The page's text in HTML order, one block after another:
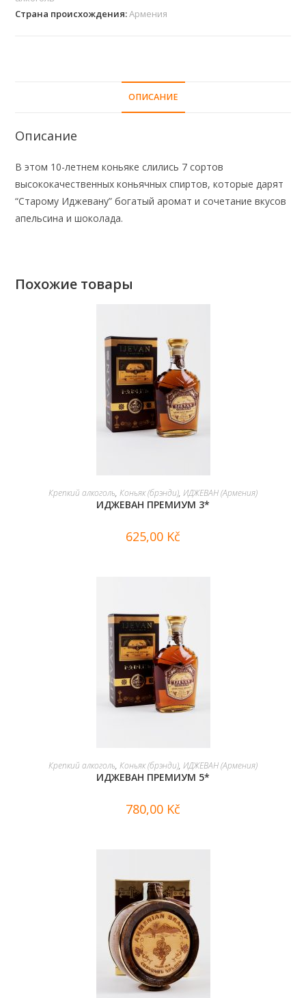
Страна происхождения:Армения
ОПИСАНИЕ
Описание
В этом 10-летнем коньяке слились 7 сортов
высококачественных коньячных спиртов, которые дарят
“Старому Иджевану” богатый аромат и сочетание вкусов
апельсина и шоколада.
Похожие товары
В КОРЗИНУ
Крепкий алкоголь, Коньяк (брэнди), ИДЖЕВАН (Армения)
ИДЖЕВАН ПРЕМИУМ 3*
625,00 Kč
В КОРЗИНУ
Крепкий алкоголь, Коньяк (брэнди), ИДЖЕВАН (Армения)
ИДЖЕВАН ПРЕМИУМ 5*
780,00 Kč